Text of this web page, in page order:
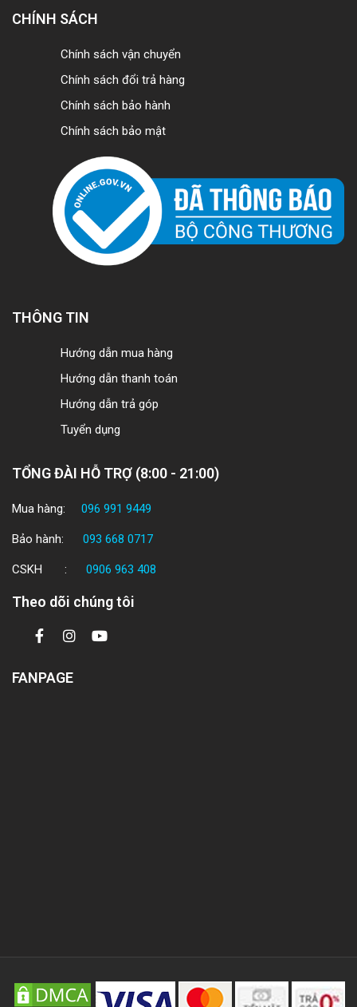
CHÍNH SÁCH
Chính sách vận chuyển
Chính sách đổi trả hàng
Chính sách bảo hành
Chính sách bảo mật
THÔNG TIN
Hướng dẫn mua hàng
Hướng dẫn thanh toán
Hướng dẫn trả góp
Tuyển dụng
TỔNG ĐÀI HỖ TRỢ (8:00 - 21:00)
Mua hàng: 096 991 9449
Bảo hành: 093 668 0717
CSKH : 0906 963 408
Theo dõi chúng tôi
FANPAGE